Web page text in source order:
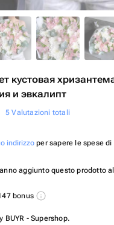
кустовая
и эвкалипт
5 Valutazioni totali
indirizzo per sapere le spese di
aggiunto questo prodotto
bonus
BUYR - Supershop.